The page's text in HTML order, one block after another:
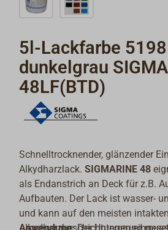
5l-Lackfarbe 5198
dunkelgrau
48LF(BTD)
Schnelltrocknender, glänzender
Alkydharzlack.SIGMARINE 48
als Endanstrich an Deck für z.B.
Aufbauten. Der Lack ist wasser-
und kann auf den meisten intakten